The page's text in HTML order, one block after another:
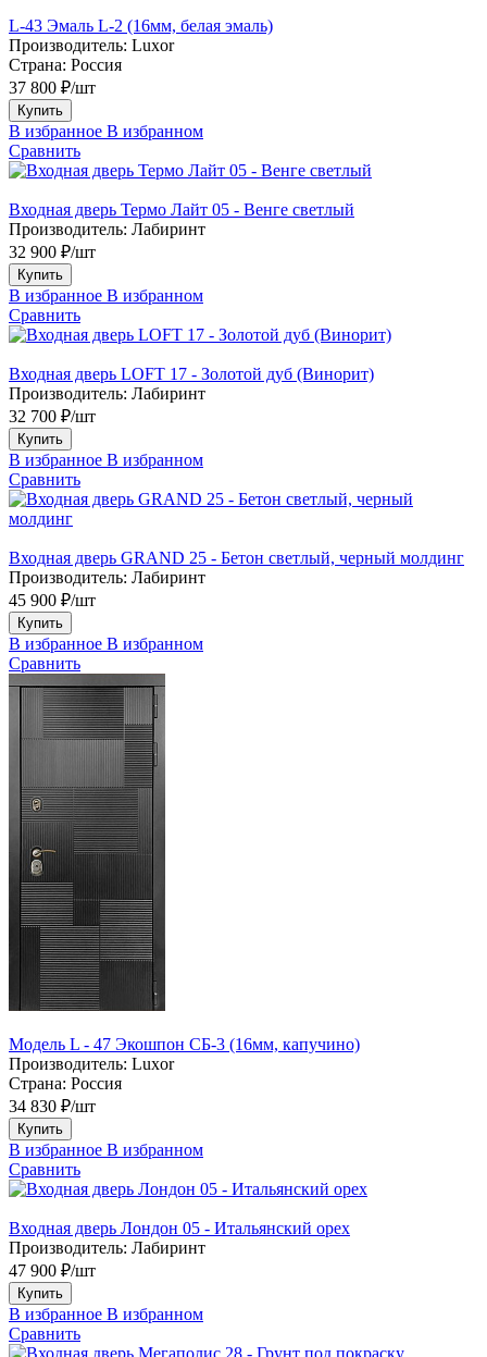
L-43 Эмаль L-2 (16мм, белая эмаль)
Производитель: Luxor
Страна: Россия
37 800 ₽/шт
Купить
В избранное В избранном
Сравнить
Входная дверь Термо Лайт 05 - Венге светлый
Производитель: Лабиринт
32 900 ₽/шт
Купить
В избранное В избранном
Сравнить
Входная дверь LOFT 17 - Золотой дуб (Винорит)
Производитель: Лабиринт
32 700 ₽/шт
Купить
В избранное В избранном
Сравнить
Входная дверь GRAND 25 - Бетон светлый, черный молдинг
Производитель: Лабиринт
45 900 ₽/шт
Купить
В избранное В избранном
Сравнить
Модель L - 47 Экошпон СБ-3 (16мм, капучино)
Производитель: Luxor
Страна: Россия
34 830 ₽/шт
Купить
В избранное В избранном
Сравнить
Входная дверь Лондон 05 - Итальянский орех
Производитель: Лабиринт
47 900 ₽/шт
Купить
В избранное В избранном
Сравнить